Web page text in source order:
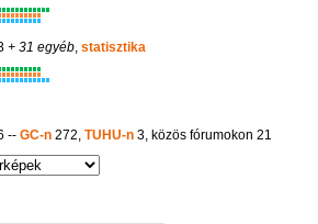
+ 31 egyéb,statisztika
--GC-n 272,TUHU-n 3, közös fórumokon 21